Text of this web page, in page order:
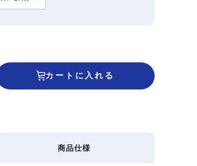
カートに入れる
商品仕様